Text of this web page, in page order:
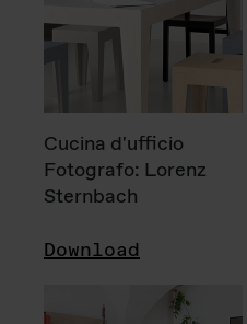
Cucina d'ufficio
Fotografo: Lorenz
Sternbach
Download